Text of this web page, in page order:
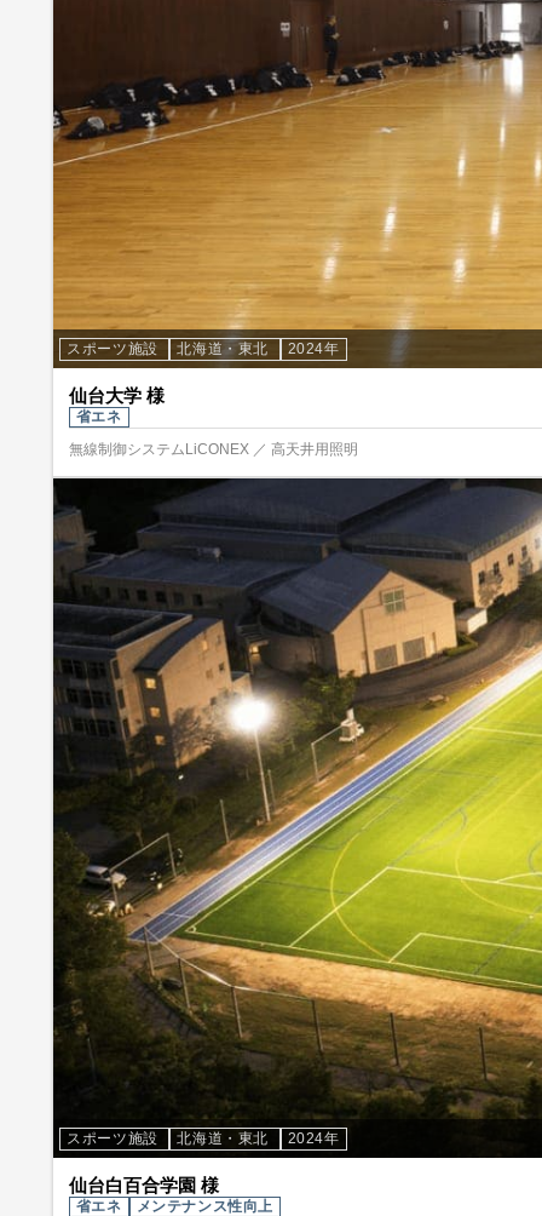
スポーツ施設 北海道・東北 2024年
仙台大学 様
省エネ
無線制御システムLiCONEX ／ 高天井用照明
スポーツ施設 北海道・東北 2024年
仙台白百合学園 様
省エネ
メンテナンス性向上